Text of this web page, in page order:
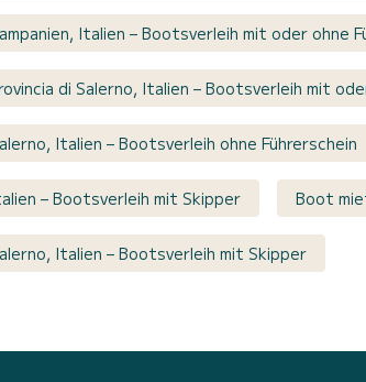
Italien – Bootsverleih mit oder ohne
di Salerno, Italien – Bootsverleih mit
Italien – Bootsverleih ohne Führerschein
– Bootsverleih mit Skipper Boot
Italien – Bootsverleih mit Skipper